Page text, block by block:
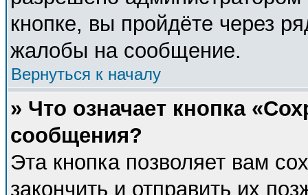
кнопке, вы пройдёте через
жалобы на сообщение.
Вернуться к началу
» Что означает кнопка
сообщения?
Эта кнопка позволяет вам
закончить и отправить их